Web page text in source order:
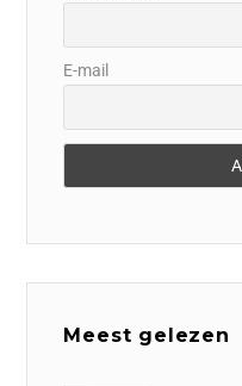
E-mail
Meest gelezen